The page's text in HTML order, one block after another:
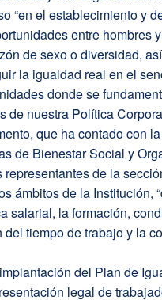
“en el establecimiento y
entre hombres
de sexo o diversidad,
la igualdad real en el
donde se
de nuestra Política
que ha contado con
de Bienestar Social y
de la
ámbitos de la Institución,
salarial, la formación,
tiempo de trabajo y la
del Plan de
legal de